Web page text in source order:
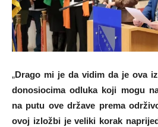
„Drago mi je da vidim da je ova
donosiocima odluka koji mogu
na putu ove države prema
ovoj izložbi je veliki korak